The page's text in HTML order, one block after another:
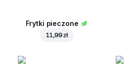
Frytki pieczone
11,99 zł